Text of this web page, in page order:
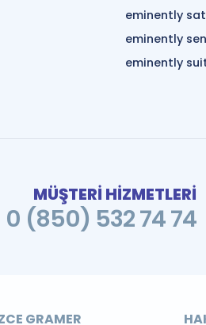
eminently
eminently
eminently
MÜŞTERİ HİZMETLERİ
0 (850) 532 74 74
GRAMER